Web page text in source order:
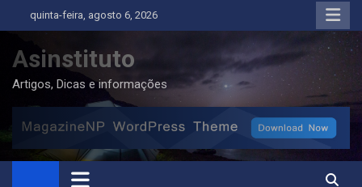
to
content
quinta-feira, agosto 6, 2026
Asinstituto
Artigos, Dicas e informações